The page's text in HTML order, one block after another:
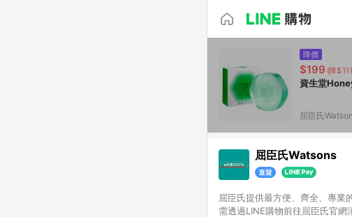
降價
$199 (降$11)
資生堂
屈臣氏
屈臣氏Watsons
屈臣氏提供最方便、齊全、專業
需透過LINE購物前往屈臣氏官